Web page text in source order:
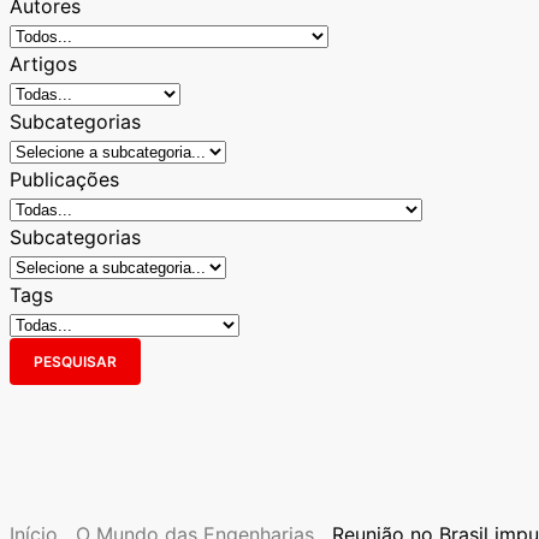
Autores
Artigos
Subcategorias
Publicações
Subcategorias
Tags
PESQUISAR
Início O Mundo das Engenharias
Reunião no Brasil